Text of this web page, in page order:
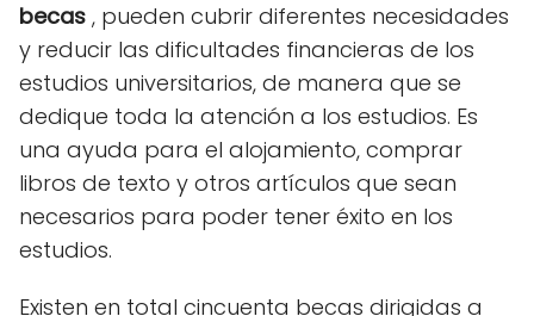
becas , pueden cubrir diferentes necesidades
y reducir las dificultades financieras de los
estudios universitarios, de manera que se
dedique toda la atención a los estudios. Es
una ayuda para el alojamiento, comprar
libros de texto y otros artículos que sean
necesarios para poder tener éxito en los
estudios.
Existen en total cincuenta becas dirigidas a